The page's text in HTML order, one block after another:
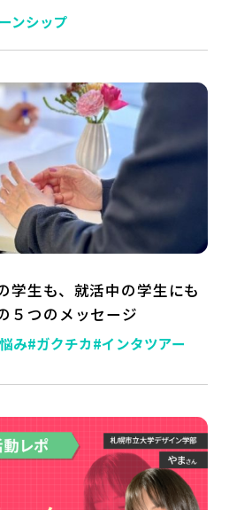
ンシップ
学生も、就活中の学生にも
５つのメッセージ
み#ガクチカ#インタツアー